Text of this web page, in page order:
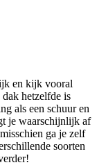
en kijk vooral
hetzelfde is
als een schuur en
je waarschijnlijk af
ga je zelf
soorten